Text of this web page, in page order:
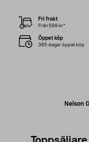
Nelson
Fri frakt
Från 599 kr*
Öppet köp
365 dagar öppet köp